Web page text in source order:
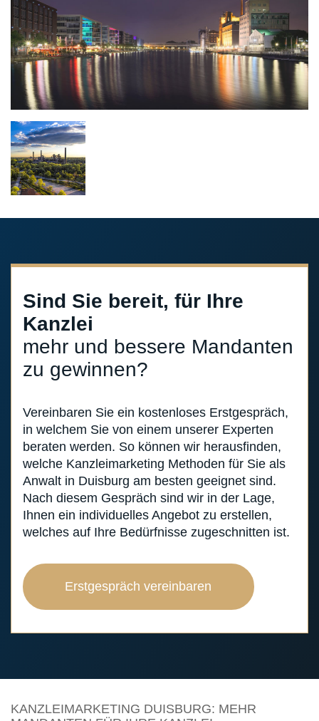
Sind Sie bereit, für Ihre
Kanzlei
mehr und bessere Mandanten
zu gewinnen?
Vereinbaren Sie ein kostenloses Erstgespräch,
in welchem Sie von einem unserer Experten
beraten werden. So können wir herausfinden,
welche Kanzleimarketing Methoden für Sie als
Anwalt in Duisburg am besten geeignet sind.
Nach diesem Gespräch sind wir in der Lage,
Ihnen ein individuelles Angebot zu erstellen,
welches auf Ihre Bedürfnisse zugeschnitten ist.
Erstgespräch vereinbaren
KANZLEIMARKETING DUISBURG: MEHR